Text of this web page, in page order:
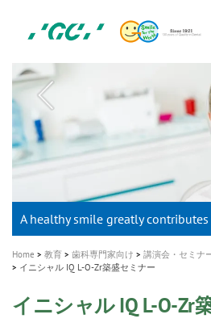
content
M
A healthy smile greatly
新発売 エバーエックス フロ
「セラスマート テクノロジーブ
「イニシャル LiSi（リジ）ブロ
ク」公開
歯を内部まで白くする
新製品 イオム ナゴミ for DH
専用サイトはこちら
新製品バキュクレーブ 118 / 318
製品の詳細情報はこちら
インプラント Aadva®
GCグループ企業
Home 教育 歯科専門家向け
講演会・セミナ
イニシャル IQ L-O-Zr築盛セミナー
イニシャル IQ L-O-Zr